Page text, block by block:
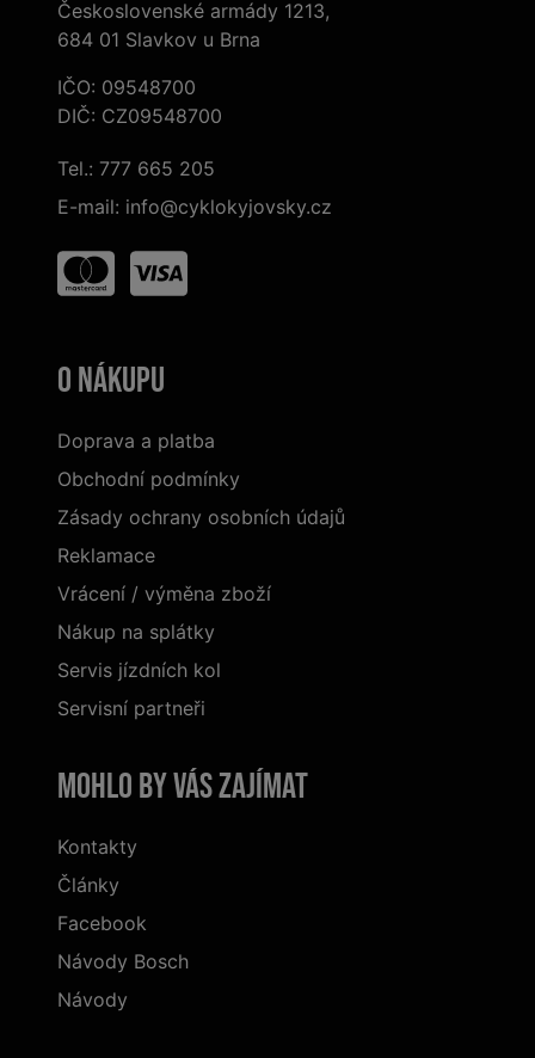
Československé armády 1213,
684 01 Slavkov u Brna
IČO: 09548700
DIČ: CZ09548700
Tel.: 777 665 205
E-mail: info@cyklokyjovsky.cz
O nákupu
Doprava a platba
Obchodní podmínky
Zásady ochrany osobních údajů
Reklamace
Vrácení / výměna zboží
Nákup na splátky
Servis jízdních kol
Servisní partneři
Mohlo by vás zajímat
Kontakty
Články
Facebook
Návody Bosch
Návody